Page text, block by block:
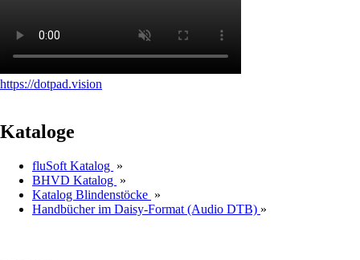
https://dotpad.vision
Kataloge
fluSoft Katalog »
BHVD Katalog »
Katalog Blindenstöcke »
Handbücher im Daisy-Format (Audio DTB) »